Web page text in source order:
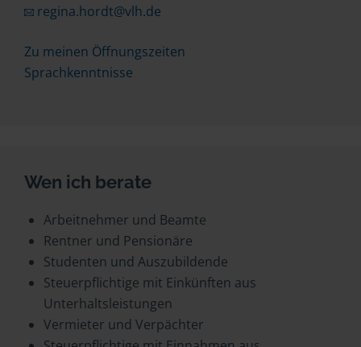
regina.hordt@vlh.de
Zu meinen Öffnungszeiten
Sprachkenntnisse
Wen ich berate
Arbeitnehmer und Beamte
Rentner und Pensionäre
Studenten und Auszubildende
Steuerpflichtige mit Einkünften aus
Unterhaltsleistungen
Vermieter und Verpächter